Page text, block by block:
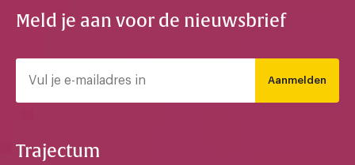
Meld je aan voor de nieuwsbrief
Aanmelden
Trajectum